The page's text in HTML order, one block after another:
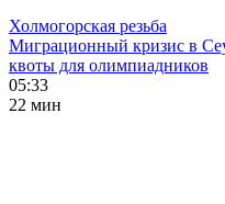
Холмогорская резьба
Миграционный кризис в
квоты для олимпиадников
05:33
22 мин